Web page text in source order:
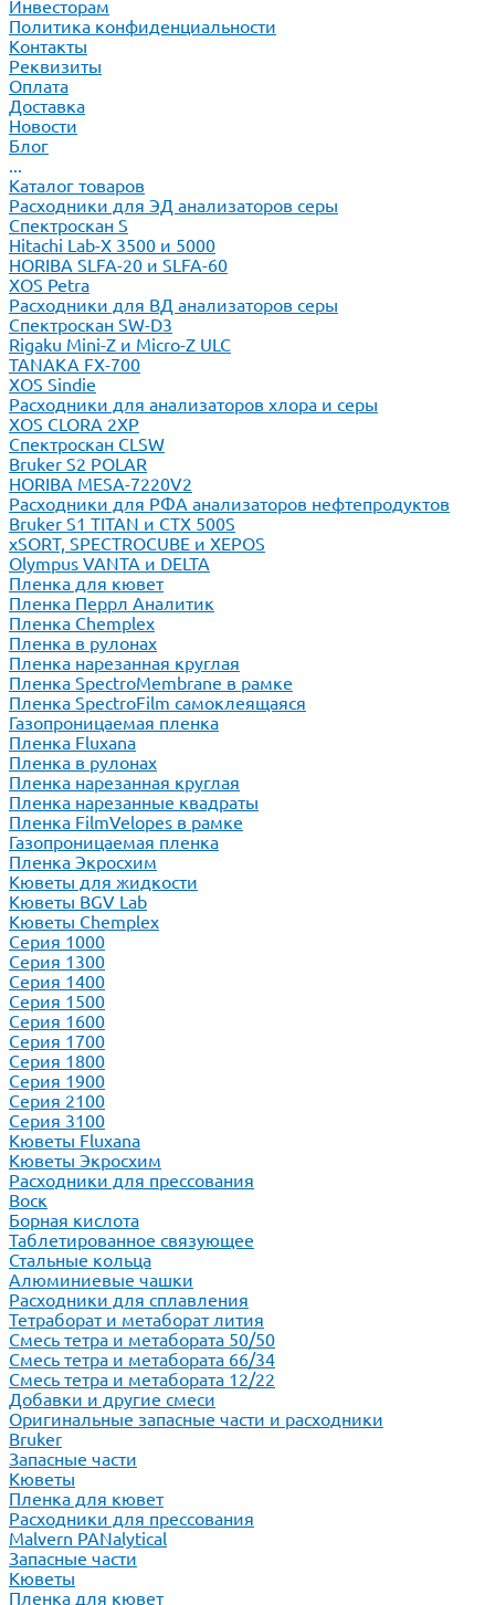
Инвесторам
Политика конфиденциальности
Контакты
Реквизиты
Оплата
Доставка
Новости
Блог
...
Каталог товаров
Расходники для ЭД анализаторов серы
Спектроскан S
Hitachi Lab-X 3500 и 5000
HORIBA SLFA-20 и SLFA-60
XOS Petra
Расходники для ВД анализаторов серы
Спектроскан SW-D3
Rigaku Mini-Z и Micro-Z ULC
TANAKA FX-700
XOS Sindie
Расходники для анализаторов хлора и серы
XOS CLORA 2XP
Спектроскан CLSW
Bruker S2 POLAR
HORIBA MESA-7220V2
Расходники для РФА анализаторов нефтепродуктов
Bruker S1 TITAN и CTX 500S
xSORT, SPECTROCUBE и XEPOS
Olympus VANTA и DELTA
Пленка для кювет
Пленка Перрл Аналитик
Пленка Chemplex
Пленка в рулонах
Пленка нарезанная круглая
Пленка SpectroMembrane в рамке
Пленка SpectroFilm самоклеящаяся
Газопроницаемая пленка
Пленка Fluxana
Пленка в рулонах
Пленка нарезанная круглая
Пленка нарезанные квадраты
Пленка FilmVelopes в рамке
Газопроницаемая пленка
Пленка Экросхим
Кюветы для жидкости
Кюветы BGV Lab
Кюветы Chemplex
Серия 1000
Серия 1300
Серия 1400
Серия 1500
Серия 1600
Серия 1700
Серия 1800
Серия 1900
Серия 2100
Серия 3100
Кюветы Fluxana
Кюветы Экросхим
Расходники для прессования
Воск
Борная кислота
Таблетированное связующее
Стальные кольца
Алюминиевые чашки
Расходники для сплавления
Тетраборат и метаборат лития
Смесь тетра и метабората 50/50
Смесь тетра и метабората 66/34
Смесь тетра и метабората 12/22
Добавки и другие смеси
Оригинальные запасные части и расходники
Bruker
Запасные части
Кюветы
Пленка для кювет
Расходники для прессования
Malvern PANalytical
Запасные части
Кюветы
Пленка для кювет